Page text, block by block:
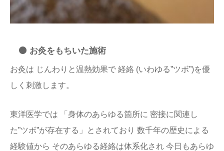
⚫️ お灸をもちいた施術
お灸は じんわりと温熱効果で 経絡 (いわゆる”ツボ”)を優
しく刺激します。
東洋医学では 「身体のあらゆる箇所に 密接に関連し
た”ツボ”が存在する」とされており 数千年の歴史による
経験値から そのあらゆる経絡は体系化され 今日もあらゆ